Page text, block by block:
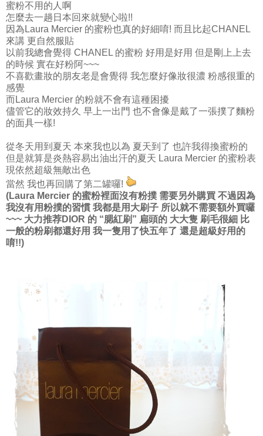
蜜粉不用的人啊
怎麼去一趟日本回來就變心啦!!
因為Laura Mercier 的蜜粉也真的好細唷! 而且比起CHANEL
來講 更自然服貼
以前我總會覺得 CHANEL 的蜜粉 好用是好用 但是剛上上去
的時候 實在好粉阿~~~
不喜歡畫妝的朋友老是會覺得 我怎麼好像妝很濃 粉感很重的
感覺
而Laura Mercier 的粉就不會有這種困擾
儘管它的妝效持久 早上一出門 也不會像是戴了一張撲了麵粉
的面具一樣!
從冬天用到夏天 本來我也以為 夏天到了 也許我得換蜜粉的
但是就算是炎熱容易出油出汗的夏天 Laura Mercier 的蜜粉表
現依然超級無敵出色
當然 我也再回購了第二罐囉!
(Laura Mercier 的蜜粉裡面沒有粉撲 需要另外購買 不過因為
我沒有用粉撲的習慣 我都是用大刷子 所以就不需要額外買囉
~~~ 大力推荐DIOR 的 “腮紅刷” 扁頭的 大大隻 刷毛很細 比
一般的粉刷都還好用 我一隻用了快五年了 還是超級好用的
唷!!)